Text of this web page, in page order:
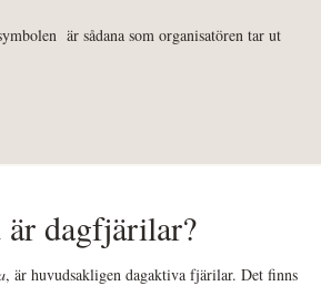
är sådana som organisatören tar ut
är dagfjärilar?
, är huvudsakligen dagaktiva fjärilar. Det finns